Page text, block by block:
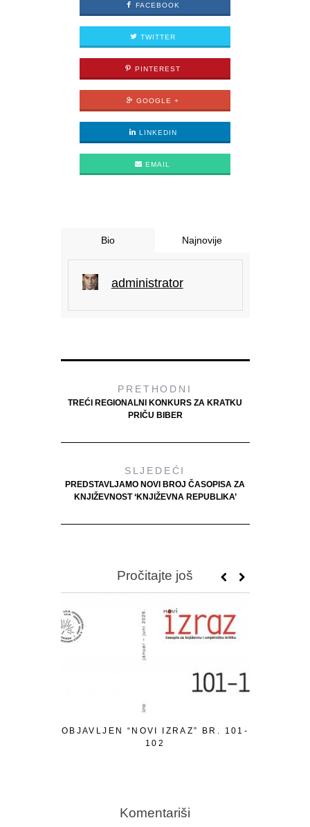
FACEBOOK
TWITTER
PINTEREST
GOOGLE +
LINKEDIN
EMAIL
Bio Najnovije
administrator
PRETHODNI
TREĆI REGIONALNI KONKURS ZA KRATKU
PRIČU BIBER
SLJEDEĆI
PREDSTAVLJAMO NOVI BROJ ČASOPISA ZA
KNJIŽEVNOST ‘KNJIŽEVNA REPUBLIKA’
Pročitajte još
OBJAVLJEN “NOVI IZRAZ” BR. 101-
102
Komentariši